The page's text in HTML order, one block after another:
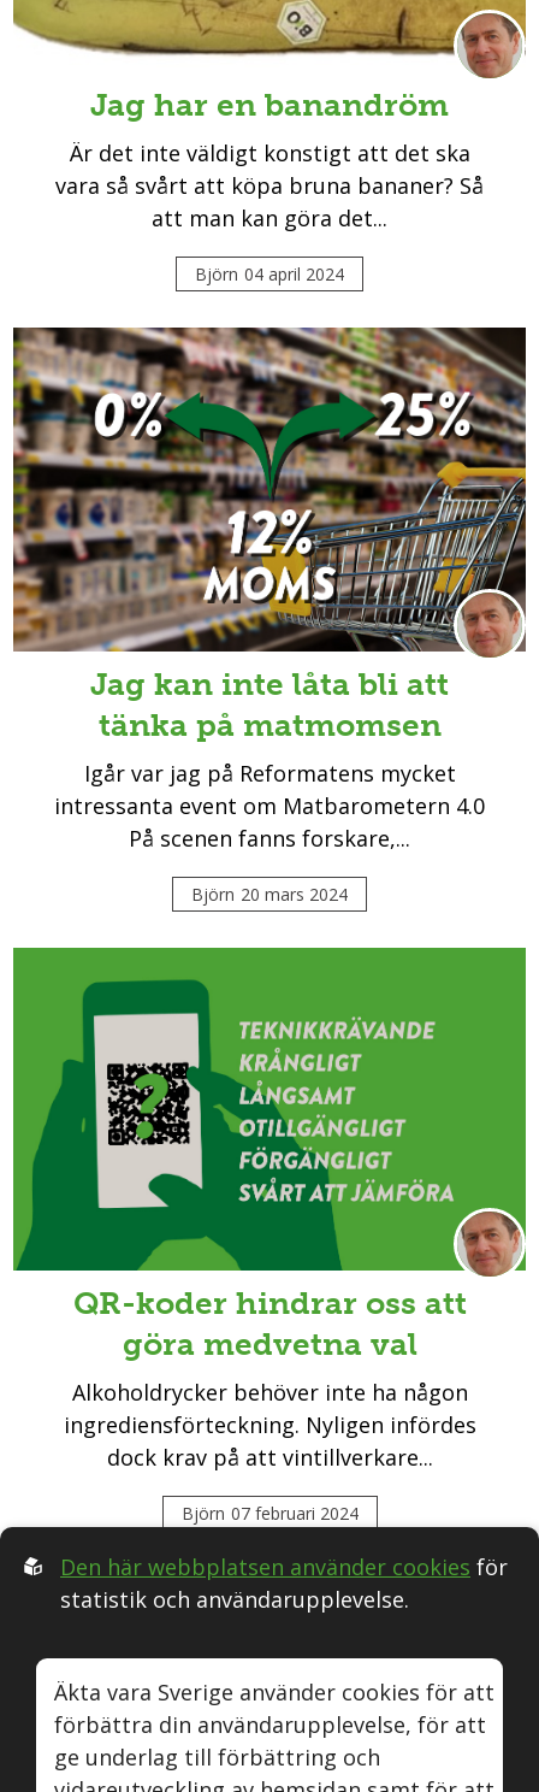
Jag har en banandröm
Är det inte väldigt konstigt att det ska
vara så svårt att köpa bruna bananer? Så
att man kan göra det...
Björn 04 april 2024
Jag kan inte låta bli att
tänka på matmomsen
Igår var jag på Reformatens mycket
intressanta event om Matbarometern 4.0
På scenen fanns forskare,...
Björn 20 mars 2024
QR-koder hindrar oss att
göra medvetna val
Alkoholdrycker behöver inte ha någon
ingrediensförteckning. Nyligen infördes
dock krav på att vintillverkare...
Björn 07 februari 2024
Följ oss i Sociala medier:
Äkta varaNaturvinInstagramYoutube
Den här webbplatsen använder cookies för
statistik och användarupplevelse.
Äkta vara Sverige använder cookies för att
förbättra din användarupplevelse, för att
ge underlag till förbättring och